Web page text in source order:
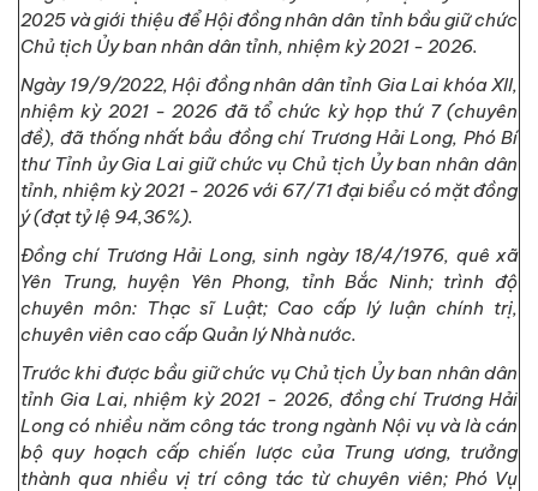
2025 và giới thiệu để Hội đồng nhân dân tỉnh bầu giữ chức
Chủ tịch Ủy ban nhân dân tỉnh, nhiệm kỳ 2021 - 2026.
Ngày 19/9/2022, Hội đồng nhân dân tỉnh Gia Lai khóa XII,
nhiệm kỳ 2021 - 2026 đã tổ chức kỳ họp thứ 7 (chuyên
đề), đã thống nhất bầu đồng chí Trương Hải Long, Phó Bí
thư Tỉnh ủy Gia Lai giữ chức vụ Chủ tịch Ủy ban nhân dân
tỉnh, nhiệm kỳ 2021 - 2026 với 67/71 đại biểu có mặt đồng
ý (đạt tỷ lệ 94,36%).
Đồng chí Trương Hải Long, sinh ngày 18/4/1976, quê xã
Yên Trung, huyện Yên Phong, tỉnh Bắc Ninh; trình độ
chuyên môn: Thạc sĩ Luật; Cao cấp lý luận chính trị,
chuyên viên cao cấp Quản lý Nhà nước.
Trước khi được bầu giữ chức vụ Chủ tịch Ủy ban nhân dân
tỉnh Gia Lai, nhiệm kỳ 2021 - 2026, đồng chí Trương Hải
Long có nhiều năm công tác trong ngành Nội vụ và là cán
bộ quy hoạch cấp chiến lược của Trung ương, trưởng
thành qua nhiều vị trí công tác từ chuyên viên; Phó Vụ